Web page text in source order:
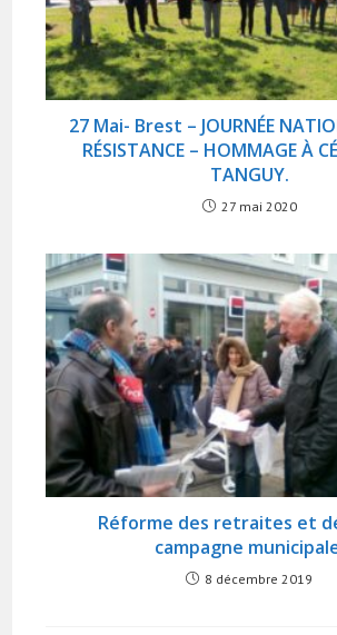
27 Mai- Brest – JOURNÉE
RÉSISTANCE – HOMMAGE À
TANGUY.
27 mai 2020
Réforme des retraites et
campagne
8 décembre 2019